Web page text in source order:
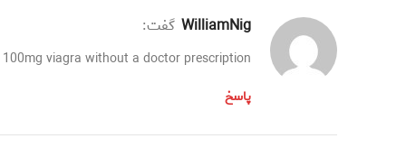
WilliamNig گفت:
100mg viagra without a doctor prescription
پاسخ